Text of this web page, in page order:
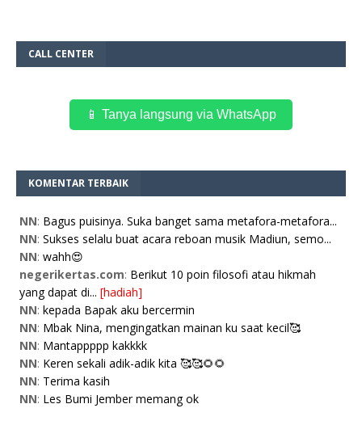
CALL CENTER
📱 Tanya langsung via WhatsApp
KOMENTAR TERBAIK
NN: Bagus puisinya. Suka banget sama metafora-metafora...
NN: Sukses selalu buat acara reboan musik Madiun, semo...
NN: wahh😍
negerikertas.com: Berikut 10 poin filosofi atau hikmah
yang dapat di... [hadiah]
NN: kepada Bapak aku bercermin
NN: Mbak Nina, mengingatkan mainan ku saat kecil🥰
NN: Mantappppp kakkkk
NN: Keren sekali adik-adik kita 🥰🥰🌻🌻
NN: Terima kasih
NN: Les Bumi Jember memang ok